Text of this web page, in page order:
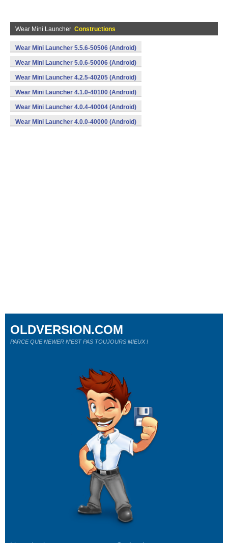
Wear Mini Launcher Constructions
Wear Mini Launcher 5.5.6-50506 (Android)
Wear Mini Launcher 5.0.6-50006 (Android)
Wear Mini Launcher 4.2.5-40205 (Android)
Wear Mini Launcher 4.1.0-40100 (Android)
Wear Mini Launcher 4.0.4-40004 (Android)
Wear Mini Launcher 4.0.0-40000 (Android)
OLDVERSION.COM
PARCE QUE NEWER N'EST PAS TOUJOURS MIEUX !